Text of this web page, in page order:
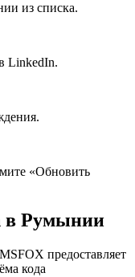
из списка.
LinkedIn.
«Обновить
в Румынии
предоставляет
кода